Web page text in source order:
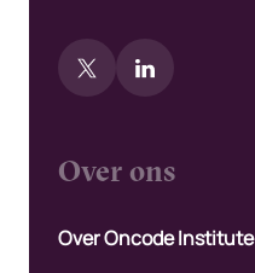
Over ons
Over Oncode Institute